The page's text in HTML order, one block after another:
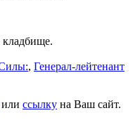
, Генерал-лейтенант
или ссылку на Ваш сайт.